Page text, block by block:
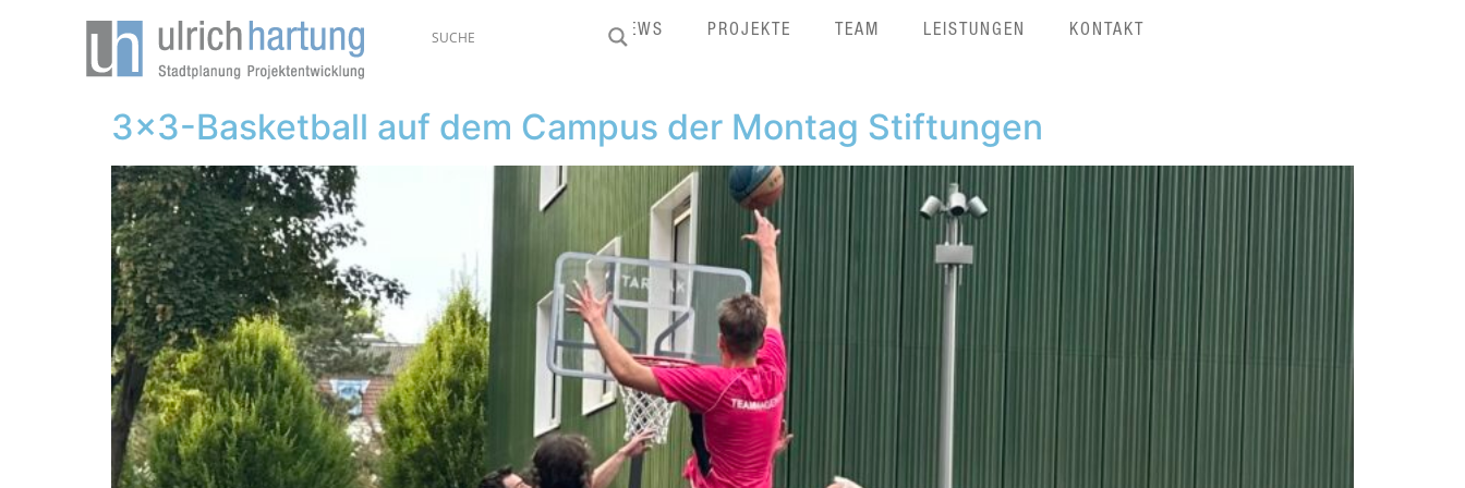
NEWS PROJEKTE TEAM LEISTUNGEN KONTAKT
3×3-Basketball auf dem Campus der Montag Stiftungen